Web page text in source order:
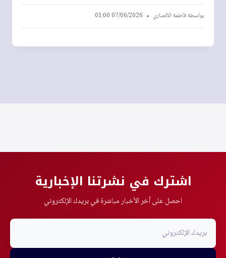
بواسطةفاطمة الأنصاري 07/06/2026 01:00
اشترك في نشرتنا الإخبارية
احصل على آخر الأخبار مباشرة في بريدك الإلكتروني